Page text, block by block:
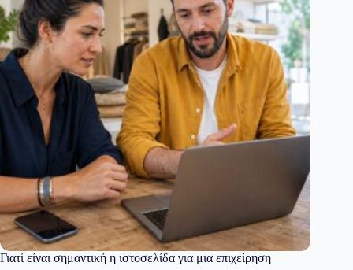
Γιατί είναι σημαντική η ιστοσελίδα για μια επιχείρηση